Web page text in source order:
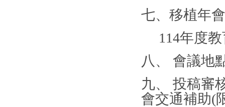
七、移植年
114年度教
八、 會議地
九、 投稿審
會交通補助(